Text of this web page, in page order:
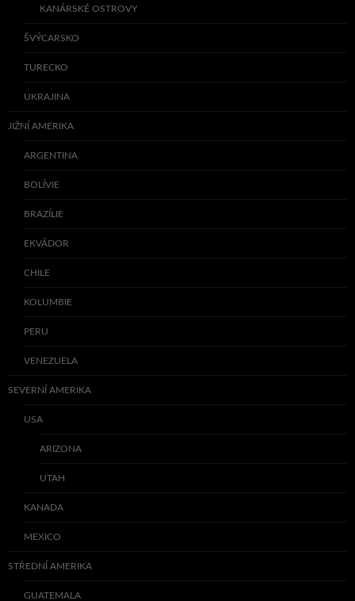
KANÁRSKÉ OSTROVY
ŠVÝCARSKO
TURECKO
UKRAJINA
JIŽNÍ AMERIKA
ARGENTINA
BOLÍVIE
BRAZÍLIE
EKVÁDOR
CHILE
KOLUMBIE
PERU
VENEZUELA
SEVERNÍ AMERIKA
USA
ARIZONA
UTAH
KANADA
MEXICO
STŘEDNÍ AMERIKA
GUATEMALA